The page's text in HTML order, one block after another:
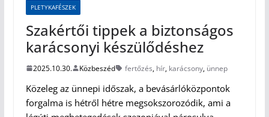
PLETYKAFÉSZEK
Szakértői tippek a biztonságos
karácsonyi készülődéshez
2025.10.30. Közbeszéd fertőzés, hír, karácsony, ünnep
Közeleg az ünnepi időszak, a bevásárlóközpontok
forgalma is hétről hétre megsokszorozódik, ami a